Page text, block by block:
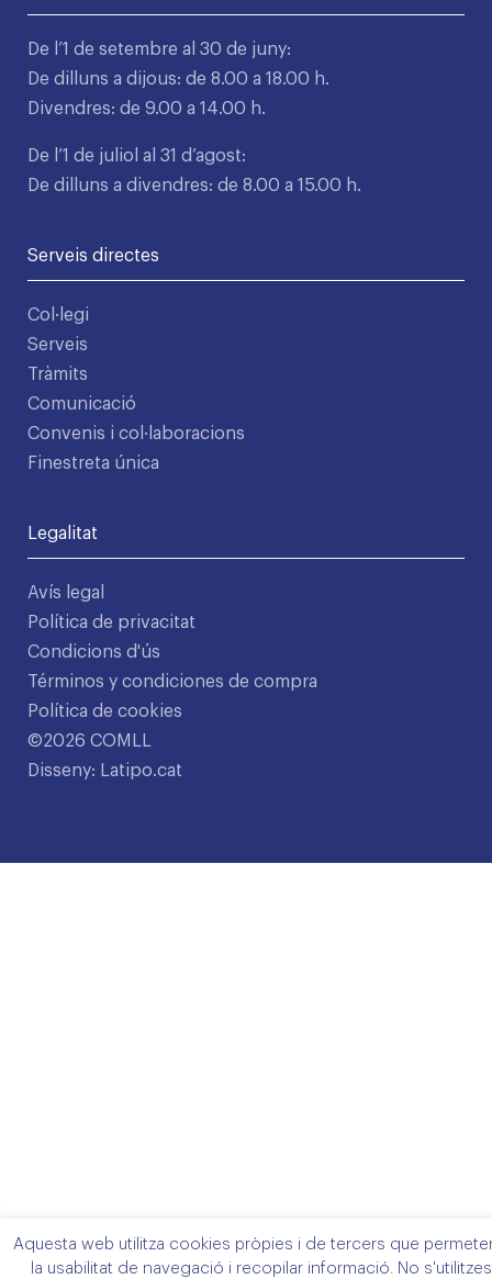
De l’1 de setembre al 30 de juny:
De dilluns a dijous: de 8.00 a 18.00 h.
Divendres: de 9.00 a 14.00 h.
De l’1 de juliol al 31 d’agost:
De dilluns a divendres: de 8.00 a 15.00 h.
Serveis directes
Col·legi
Serveis
Tràmits
Comunicació
Convenis i col·laboracions
Finestreta única
Legalitat
Avís legal
Política de privacitat
Condicions d'ús
Términos y condiciones de compra
Política de cookies
©2026 COMLL
Disseny: Latipo.cat
Aquesta web utilitza cookies pròpies i de tercers que
la usabilitat de navegació i recopilar informació. No